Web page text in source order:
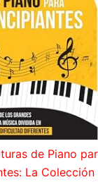
de Piano
La Colección